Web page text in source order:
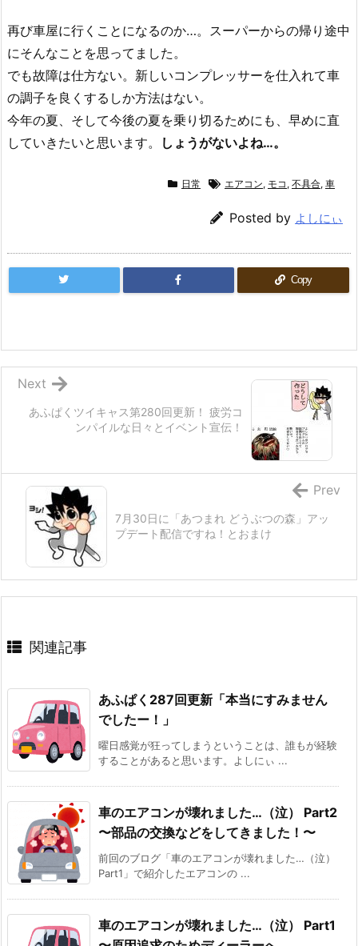
再び車屋に行くことになるのか…。スーパーからの帰り途中
にそんなことを思ってました。
でも故障は仕方ない。新しいコンプレッサーを仕入れて車
の調子を良くするしか方法はない。
今年の夏、そして今後の夏を乗り切るためにも、早めに直
していきたいと思います。
しょうがないよね…。
日常 エアコン, モコ , 不具合, 車
Posted by よしにぃ
Copy
あふぱくツイキャス第280回更新！ 疲労コ
ンパイルな日々とイベント宣伝！
Next
7月30日に「あつまれ どうぶつの森」アッ
プデート配信ですね！とおまけ
Prev
関連記事
あふぱく287回更新「本当にすみません
でしたー！」
曜日感覚が狂ってしまうということは、誰もが経験
することがあると思います。よしにぃ ...
車のエアコンが壊れました…（泣） Part2
〜部品の交換などをしてきました！〜
前回のブログ「車のエアコンが壊れました…（泣）
Part1」で紹介したエアコンの ...
車のエアコンが壊れました…（泣） Part1